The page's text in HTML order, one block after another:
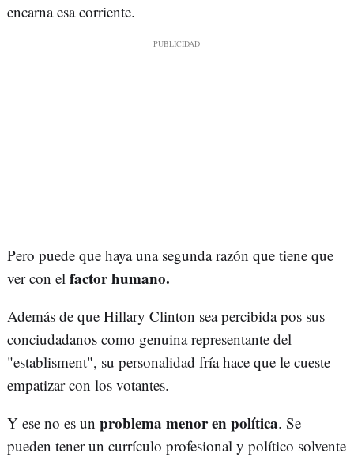
encarna esa corriente.
Pero puede que haya una segunda razón que tiene que
ver con el factor humano.
Además de que Hillary Clinton sea percibida pos sus
conciudadanos como genuina representante del
"establisment", su personalidad fría hace que le cueste
empatizar con los votantes.
Y ese no es un problema menor en política. Se
pueden tener un currículo profesional y político solvente